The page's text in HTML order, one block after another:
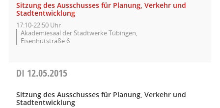
Sitzung des Ausschusses für Planung, Verkehr und
Stadtentwicklung
17:10-22:50 Uhr
Akademiesaal der Stadtwerke Tübingen,
Eisenhutstraße 6
DI 12.05.2015
Sitzung des Ausschusses für Planung, Verkehr und
Stadtentwicklung